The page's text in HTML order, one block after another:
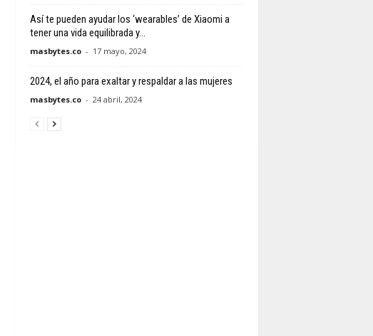
Así te pueden ayudar los ‘wearables’ de Xiaomi a
tener una vida equilibrada y...
masbytes.co - 17 mayo, 2024
2024, el año para exaltar y respaldar a las mujeres
masbytes.co - 24 abril, 2024